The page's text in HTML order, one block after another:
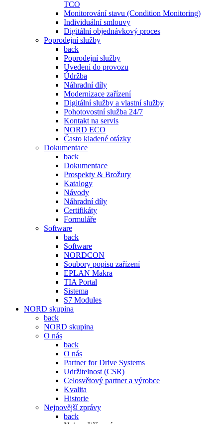
TCO
Monitorování stavu (Condition Monitoring)
Individuální smlouvy
Digitální objednávkový proces
Poprodejní služby
back
Poprodejní služby
Uvedení do provozu
Údržba
Náhradní díly
Modernizace zařízení
Digitální služby a vlastní služby
Pohotovostní služba 24/7
Kontakt na servis
NORD ECO
Často kladené otázky
Dokumentace
back
Dokumentace
Prospekty & Brožury
Katalogy
Návody
Náhradní díly
Certifikáty
Formuláře
Software
back
Software
NORDCON
Soubory popisu zařízení
EPLAN Makra
TIA Portal
Sistema
S7 Modules
NORD skupina
back
NORD skupina
O nás
back
O nás
Partner for Drive Systems
Udržitelnost (CSR)
Celosvětový partner a výrobce
Kvalita
Historie
Nejnovější zprávy
back